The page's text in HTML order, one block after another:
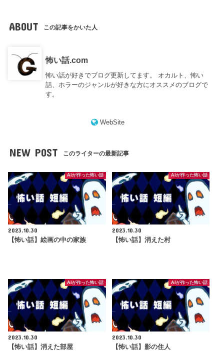
ABOUT この記事をかいた人
怖い話.com
怖い話が好きでブログ更新してます。 オカルト、怖い
話、ホラーのジャンルが好きな方にオススメのブログで
す。
WebSite
NEW POST このライターの最新記事
AIが作った怖い話
2023.10.30
【怖い話】絵画の中の家族
AIが作った怖い話
2023.10.30
【怖い話】消えた村
AIが作った怖い話
2023.10.30
【怖い話】消えた部屋
AIが作った怖い話
2023.10.30
【怖い話】影の住人